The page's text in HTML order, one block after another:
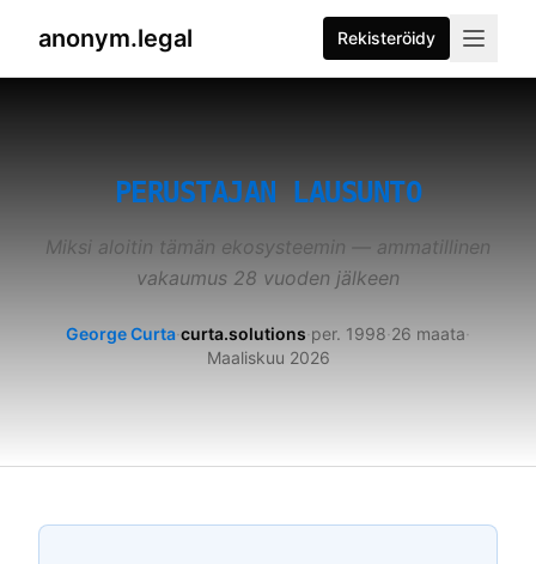
anonym.legal Rekisteröidy
PERUSTAJAN LAUSUNTO
Miksi aloitin tämän ekosysteemin — ammatillinen
vakaumus 28 vuoden jälkeen
George Curta·curta.solutions·per. 1998·26 maata·
Maaliskuu 2026